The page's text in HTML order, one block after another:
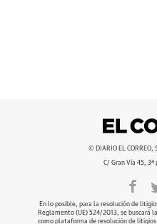
© DIARIO EL CORREO,
C/ Gran Vía 45,
En lo posible, para la resolución de
Reglamento (UE) 524/2013, se buscará
como plataforma de resolución de